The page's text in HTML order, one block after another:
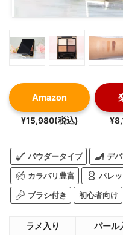
Amazon
¥15,980(税込)
パウダータイプ デ
カラバリ豊富 パレ
ブラシ付き 初心者向け
ラメ入り パール